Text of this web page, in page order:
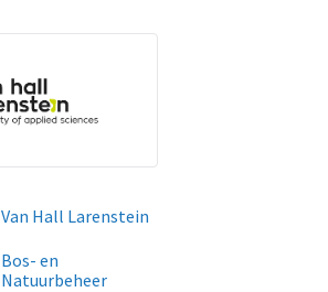
Van Hall Larenstein
Bos- en
Natuurbeheer